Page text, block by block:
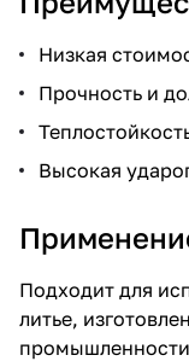
Низкая
Прочность и
Высокая
Подходит для
литье,